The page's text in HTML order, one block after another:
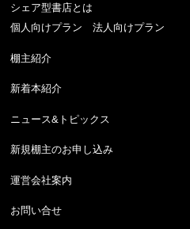
シェア型書店とは
個人向けプラン
法人向けプラン
棚主紹介
新着本紹介
ニュース&トピックス
新規棚主のお申し込み
運営会社案内
お問い合せ